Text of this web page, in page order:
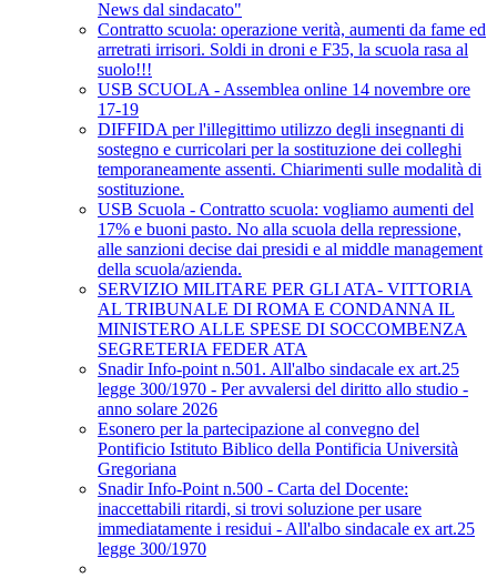
News dal sindacato"
Contratto scuola: operazione verità, aumenti da fame ed
arretrati irrisori. Soldi in droni e F35, la scuola rasa al
suolo!!!
USB SCUOLA - Assemblea online 14 novembre ore
17-19
DIFFIDA per l'illegittimo utilizzo degli insegnanti di
sostegno e curricolari per la sostituzione dei colleghi
temporaneamente assenti. Chiarimenti sulle modalità di
sostituzione.
USB Scuola - Contratto scuola: vogliamo aumenti del
17% e buoni pasto. No alla scuola della repressione,
alle sanzioni decise dai presidi e al middle management
della scuola/azienda.
SERVIZIO MILITARE PER GLI ATA- VITTORIA
AL TRIBUNALE DI ROMA E CONDANNA IL
MINISTERO ALLE SPESE DI SOCCOMBENZA
SEGRETERIA FEDER ATA
Snadir Info-point n.501. All'albo sindacale ex art.25
legge 300/1970 - Per avvalersi del diritto allo studio -
anno solare 2026
Esonero per la partecipazione al convegno del
Pontificio Istituto Biblico della Pontificia Università
Gregoriana
Snadir Info-Point n.500 - Carta del Docente:
inaccettabili ritardi, si trovi soluzione per usare
immediatamente i residui - All'albo sindacale ex art.25
legge 300/1970